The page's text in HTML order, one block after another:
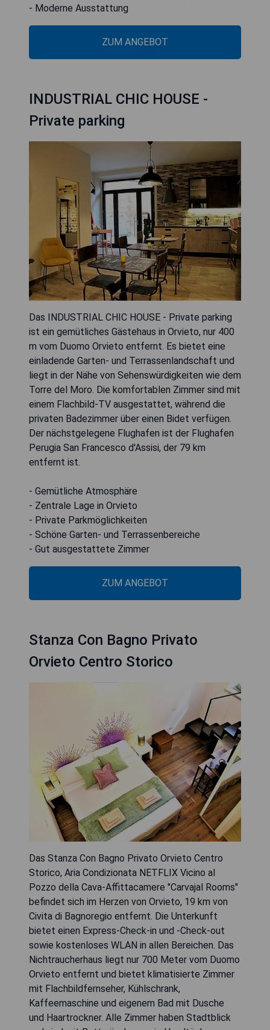
- Moderne Ausstattung
ZUM ANGEBOT
INDUSTRIAL CHIC HOUSE -
Private parking
Das INDUSTRIAL CHIC HOUSE - Private parking
ist ein gemütliches Gästehaus in Orvieto, nur 400
m vom Duomo Orvieto entfernt. Es bietet eine
einladende Garten- und Terrassenlandschaft und
liegt in der Nähe von Sehenswürdigkeiten wie dem
Torre del Moro. Die komfortablen Zimmer sind mit
einem Flachbild-TV ausgestattet, während die
privaten Badezimmer über einen Bidet verfügen.
Der nächstgelegene Flughafen ist der Flughafen
Perugia San Francesco d'Assisi, der 79 km
entfernt ist.
- Gemütliche Atmosphäre
- Zentrale Lage in Orvieto
- Private Parkmöglichkeiten
- Schöne Garten- und Terrassenbereiche
- Gut ausgestattete Zimmer
ZUM ANGEBOT
Stanza Con Bagno Privato
Orvieto Centro Storico
Das Stanza Con Bagno Privato Orvieto Centro
Storico, Aria Condizionata NETFLIX Vicino al
Pozzo della Cava-Affittacamere "Carvajal Rooms"
befindet sich im Herzen von Orvieto, 19 km von
Civita di Bagnoregio entfernt. Die Unterkunft
bietet einen Express-Check-in und -Check-out
sowie kostenloses WLAN in allen Bereichen. Das
Nichtraucherhaus liegt nur 700 Meter vom Duomo
Orvieto entfernt und bietet klimatisierte Zimmer
mit Flachbildfernseher, Kühlschrank,
Kaffeemaschine und eigenem Bad mit Dusche
und Haartrockner. Alle Zimmer haben Stadtblick